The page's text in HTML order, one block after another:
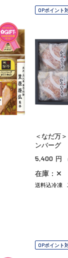
OPポイント
＜なだ万
ンバーグ
5,400 円
在庫：✕
送料込冷凍
OPポイント